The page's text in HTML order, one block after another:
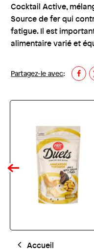
Cocktail Active,
Source de fer qui
fatigue. Il est
alimentaire varié et
Partagez-le avec:
Accueil